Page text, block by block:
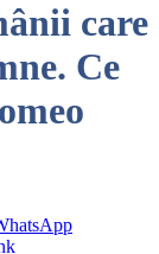
care
Ce